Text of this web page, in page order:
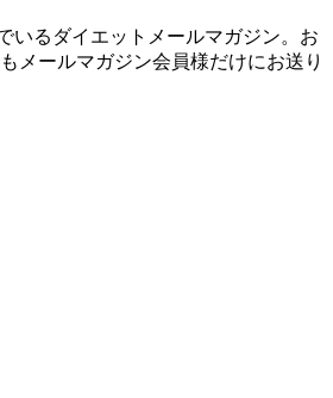
いるダイエットメールマガジン。お
メールマガジン会員様だけにお送り